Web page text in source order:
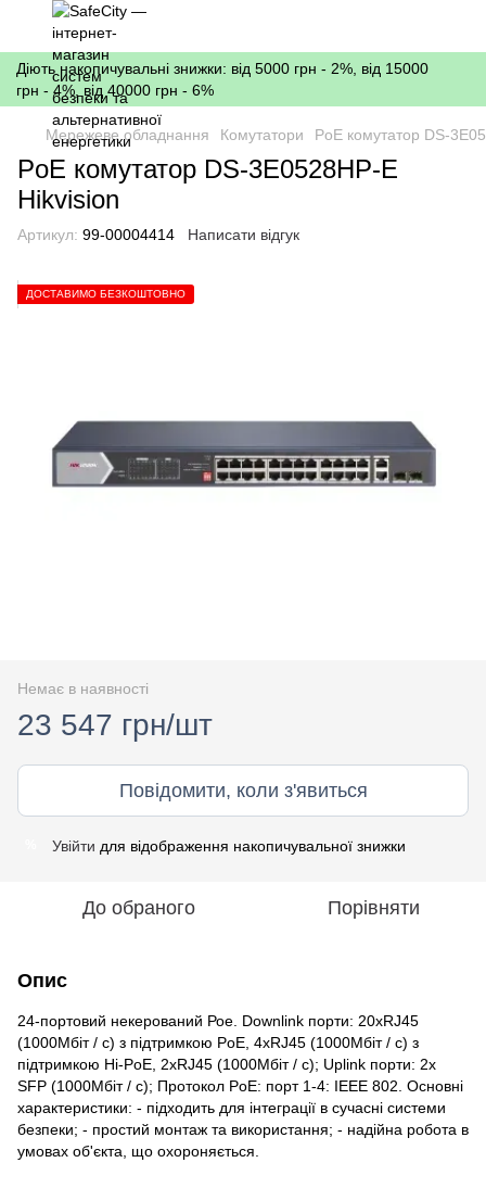
Діють накопичувальні знижки: від 5000 грн - 2%, від 15000
грн - 4%, від 40000 грн - 6%
Мережеве обладнання Комутатори PoE комутатор DS-
PoE комутатор DS-3E0528HP-E
Hikvision
Артикул: 99-00004414 Написати відгук
ДОСТАВИМО БЕЗКОШТОВНО
Немає в наявності
23 547 грн/шт
Повідомити, коли з'явиться
Увійти для відображення накопичувальної знижки
До обраного Порівняти
Опис
24-портовий некерований Рое. Downlink порти: 20xRJ45
(1000Мбіт / с) з підтримкою PoE, 4xRJ45 (1000Мбіт / с) з
підтримкою Hi-PoE, 2xRJ45 (1000Мбіт / с); Uplink порти: 2x
SFP (1000Мбіт / с); Протокол PoE: порт 1-4: IEEE 802. Основні
характеристики: - підходить для інтеграції в сучасні системи
безпеки; - простий монтаж та використання; - надійна робота в
умовах об'єкта, що охороняється.